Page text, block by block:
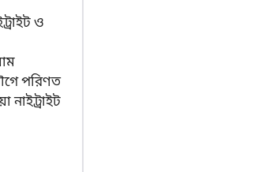
ও
পরিণত
নাইট্রাইট